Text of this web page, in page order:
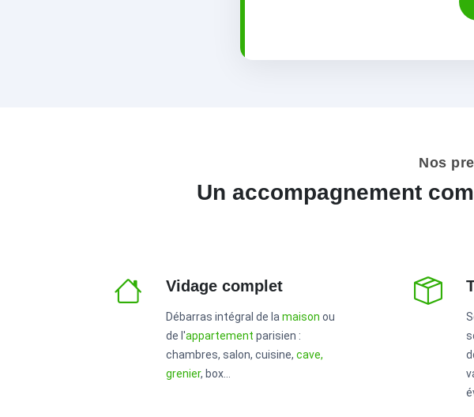
Nos
Un accompagnement
Vidage complet
Débarras intégral de la maison ou
de l'appartement parisien :
chambres, salon, cuisine, cave,
grenier, box...